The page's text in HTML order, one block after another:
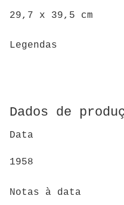
29,7 x 39,5 cm
Legendas
Dados de
Data
1958
Notas à data